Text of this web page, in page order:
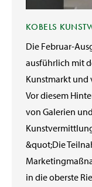
KOBELS
Die Februar-
ausführlich mit
Kunstmarkt und
Vor diesem
von Galerien
&quot;Die
in die oberste